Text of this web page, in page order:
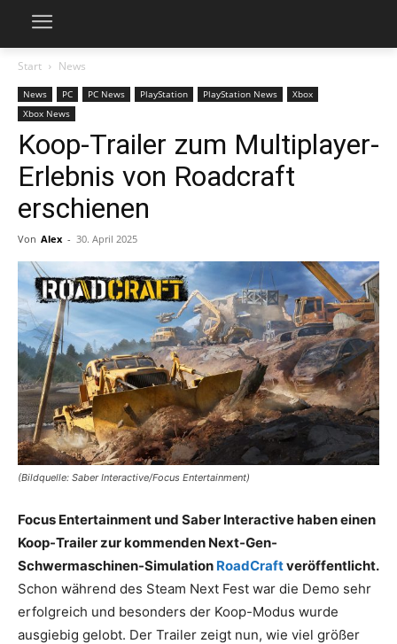
Start News
News PC PC News PlayStation PlayStation News
Xbox
Xbox News
Koop-Trailer zum Multiplayer-
Erlebnis von Roadcraft
erschienen
Von Alex - 30. April 2025
(Bildquelle: Saber Interactive/Focus Entertainment)
Focus Entertainment und Saber Interactive haben einen
Koop-Trailer zur kommenden Next-Gen-
Schwermaschinen-Simulation RoadCraftveröffentlicht.
Schon während des Steam Next Fest war die Demo sehr
erfolgreich und besonders der Koop-Modus wurde
ausgiebig gelobt. Der Trailer zeigt nun, wie viel größer